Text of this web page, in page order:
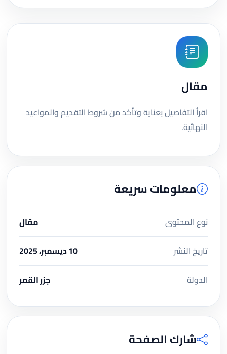
مقال
اقرأ التفاصيل بعناية وتأكد من شروط التقديم والمواعيد
النهائية.
معلومات سريعة
نوع المحتوى
مقال
تاريخ النشر
10 ديسمبر، 2025
الدولة
جزر القمر
شارك الصفحة